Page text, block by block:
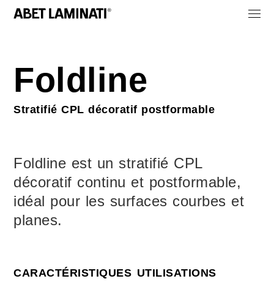
Foldline
Stratifié CPL décoratif postformable
Foldline est un stratifié CPL
décoratif continu et postformable,
idéal pour les surfaces courbes et
planes.
CARACTÉRISTIQUES UTILISATIONS